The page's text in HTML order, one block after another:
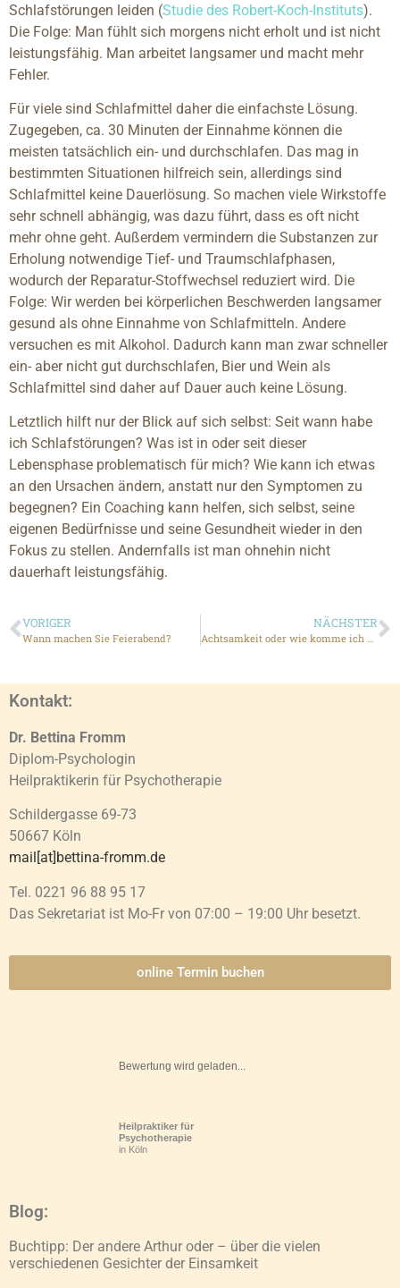
Schlafstörungen leiden (Studie des Robert-Koch-Instituts).
Die Folge: Man fühlt sich morgens nicht erholt und ist nicht
leistungsfähig. Man arbeitet langsamer und macht mehr
Fehler.
Für viele sind Schlafmittel daher die einfachste Lösung.
Zugegeben, ca. 30 Minuten der Einnahme können die
meisten tatsächlich ein- und durchschlafen. Das mag in
bestimmten Situationen hilfreich sein, allerdings sind
Schlafmittel keine Dauerlösung. So machen viele Wirkstoffe
sehr schnell abhängig, was dazu führt, dass es oft nicht
mehr ohne geht. Außerdem vermindern die Substanzen zur
Erholung notwendige Tief- und Traumschlafphasen,
wodurch der Reparatur-Stoffwechsel reduziert wird. Die
Folge: Wir werden bei körperlichen Beschwerden langsamer
gesund als ohne Einnahme von Schlafmitteln. Andere
versuchen es mit Alkohol. Dadurch kann man zwar schneller
ein- aber nicht gut durchschlafen, Bier und Wein als
Schlafmittel sind daher auf Dauer auch keine Lösung.
Letztlich hilft nur der Blick auf sich selbst: Seit wann habe
ich Schlafstörungen? Was ist in oder seit dieser
Lebensphase problematisch für mich? Wie kann ich etwas
an den Ursachen ändern, anstatt nur den Symptomen zu
begegnen? Ein Coaching kann helfen, sich selbst, seine
eigenen Bedürfnisse und seine Gesundheit wieder in den
Fokus zu stellen. Andernfalls ist man ohnehin nicht
dauerhaft leistungsfähig.
VORIGER
Wann machen Sie Feierabend?
NÄCHSTER
Kontakt:
Dr. Bettina Fromm
Diplom-Psychologin
Heilpraktikerin für Psychotherapie
Schildergasse 69-73
50667 Köln
mail[at]bettina-fromm.de
Tel. 0221 96 88 95 17
Das Sekretariat ist Mo-Fr von 07:00 – 19:00 Uhr besetzt.
online Termin buchen
Bewertung wird geladen...
Heilpraktiker für
Psychotherapie
in Köln
Blog:
Buchtipp: Der andere Arthur oder – über die vielen
verschiedenen Gesichter der Einsamkeit